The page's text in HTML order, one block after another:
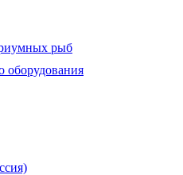
рыб
оборудования